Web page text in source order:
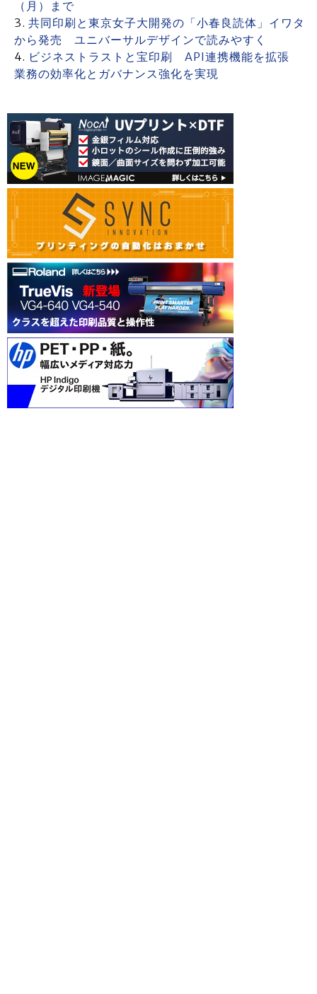
（月）まで
共同印刷と東京女子大開発の「小春良読体」イワタ
から発売 ユニバーサルデザインで読みやすく
ビジネストラストと宝印刷 API連携機能を拡張
業務の効率化とガバナンス強化を実現